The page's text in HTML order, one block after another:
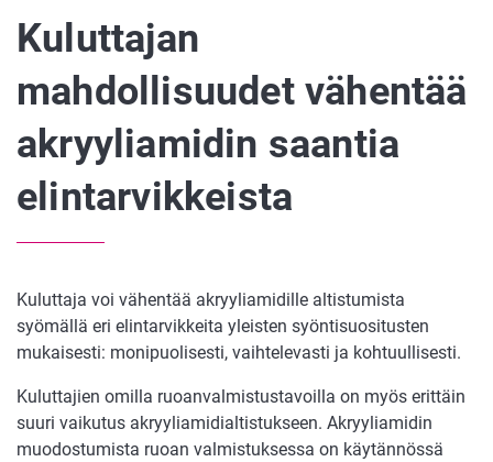
Kuluttajan
mahdollisuudet vähentää
akryyliamidin saantia
elintarvikkeista
Kuluttaja voi vähentää akryyliamidille altistumista
syömällä eri elintarvikkeita yleisten syöntisuositusten
mukaisesti: monipuolisesti, vaihtelevasti ja kohtuullisesti.
Kuluttajien omilla ruoanvalmistustavoilla on myös erittäin
suuri vaikutus akryyliamidialtistukseen. Akryyliamidin
muodostumista ruoan valmistuksessa on käytännössä